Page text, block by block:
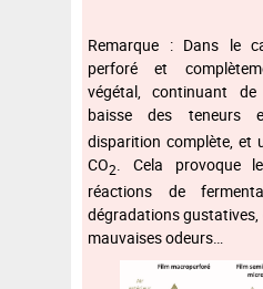
Remarque : Dans le
perforé et
végétal, continuant
baisse des teneurs
disparition complète, et
CO2. Cela provoque
réactions de
dégradations
mauvaises odeurs…